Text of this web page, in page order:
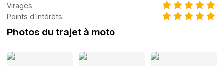
Virages
Points d’intérêts
Photos du trajet à moto